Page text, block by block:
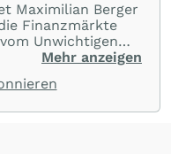
Maximilian Berger
Finanzmärkte
Unwichtigen
unabhängige
Mehr anzeigen